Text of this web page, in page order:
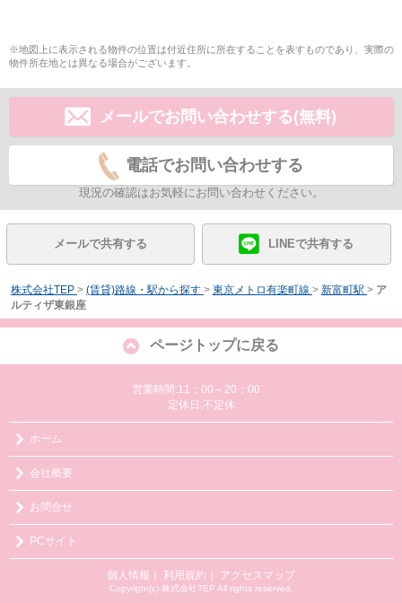
※地図上に表示される物件の位置は付近住所に所在することを表すものであり、実際の
物件所在地とは異なる場合がございます。
メールでお問い合わせする(無料)
電話でお問い合わせする
現況の確認はお気軽にお問い合わせください。
メールで共有する LINEで共有する
株式会社TEP > (賃貸)路線・駅から探す > 東京メトロ有楽町線 > 新富町駅 > ア
ルティザ東銀座
ページトップに戻る
営業時間:11：00～20：00
定休日:不定休
ホーム
会社概要
お問合せ
PCサイト
個人情報 利用規約 アクセスマップ
Copyright(c) 株式会社TEP All rights reserved.